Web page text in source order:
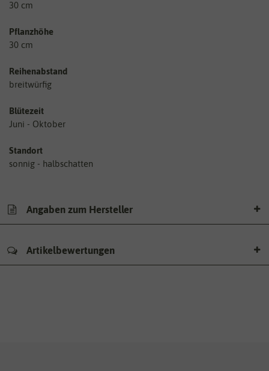
30 cm
Pflanzhöhe
30 cm
Reihenabstand
breitwürfig
Blütezeit
Juni - Oktober
Standort
sonnig - halbschatten
Angaben zum Hersteller
Artikelbewertungen